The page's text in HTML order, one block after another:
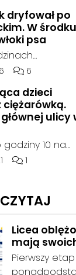
wojewódzkiej nr
Koźlem a
dryfował po
W środku
psa
służby zostały
od
świadka.
zauważyła
wodzie czarny
Liczba
6
dzieci
ciężarówką.
ulicy
10 na
w Reńskiej Wsi
i
w rejonie
Liczba
1
Licea
mają
wstępne
szkół w
Pierwszy